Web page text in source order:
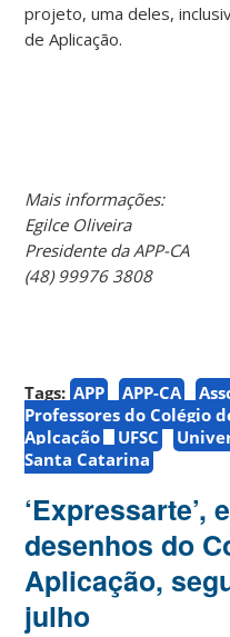
projeto, uma deles,
de Aplicação.
Mais informações:
Egilce Oliveira
Presidente da APP-CA
(48) 99976 3808
Tags: APP APP-CA
Professores do Colégio
Aplcação
UFSC
Santa Catarina
‘Expressarte’,
desenhos do
Aplicação,
julho